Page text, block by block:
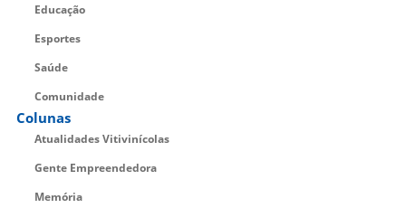
Educação
Esportes
Saúde
Comunidade
Colunas
Atualidades Vitivinícolas
Gente Empreendedora
Memória